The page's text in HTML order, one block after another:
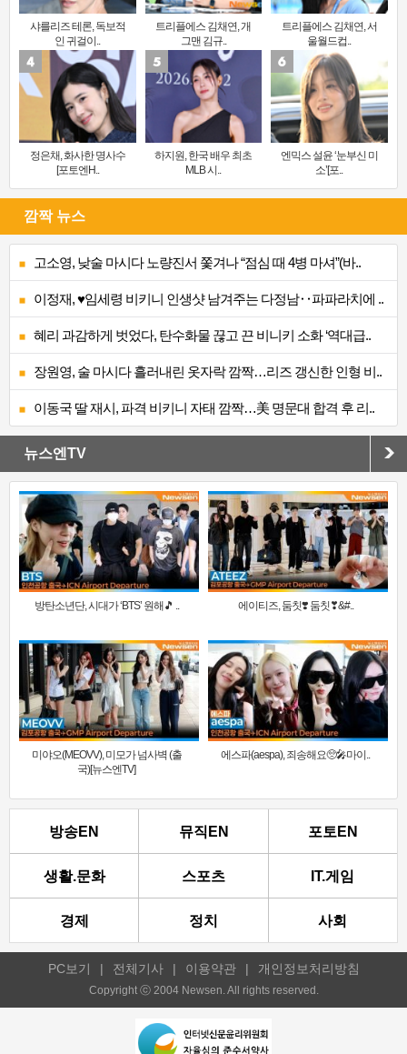
샤를리즈 테론, 독보적
인 귀걸이..
트리플에스 김채연, 개
그맨 김규..
트리플에스 김채연, 서
울월드컵..
정은채, 화사한 명사수
[포토엔H..
하지원, 한국 배우 최초
MLB 시..
엔믹스 설윤 ‘눈부신 미
소’[포..
깜짝 뉴스
고소영, 낮술 마시다 노량진서 쫓겨나 “점심 때 4병 마셔”(바..
이정재, ♥임세령 비키니 인생샷 남겨주는 다정남‥파파라치에 ..
혜리 과감하게 벗었다, 탄수화물 끊고 끈 비니키 소화 ‘역대급..
장원영, 술 마시다 흘러내린 옷자락 깜짝…리즈 갱신한 인형 비..
이동국 딸 재시, 파격 비키니 자태 깜짝…美 명문대 합격 후 리..
뉴스엔TV
방탄소년단, 시대가 ‘BTS’ 원해🎵 .. 에이티즈, 둠칫❣️ 둠칫❣&#..
미야오(MEOVV), 미모가 넘사벽 (출
국)[뉴스엔TV]
에스파(aespa), 죄송해요🥺🎤마이..
방송EN 뮤직EN 포토EN
생활.문화 스포츠 IT.게임
경제 정치 사회
PC보기 | 전체기사 | 이용약관 | 개인정보처리방침
Copyright ⓒ 2004 Newsen. All rights reserved.